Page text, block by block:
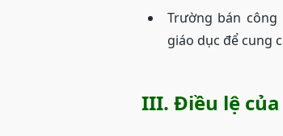
Trường bán công
giáo dục để cung
III. Điều lệ